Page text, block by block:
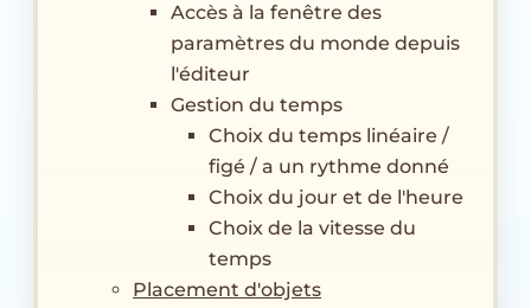
Accès à la fenêtre des
paramètres du monde depuis
l'éditeur
Gestion du temps
Choix du temps linéaire /
figé / a un rythme donné
Choix du jour et de l'heure
Choix de la vitesse du
temps
Placement d'objets